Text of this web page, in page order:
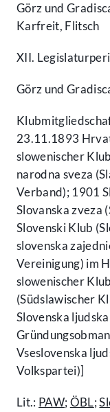
Görz und
Karfreit, Flitsch
XII.
Görz und
23.11.1893
slowenischer
narodna sveza
Verband); 1901
Slovanska zveza
Slovenski Klub
slovenska
Vereinigung) im
slowenischer
(Südslawischer
Slovenska
Vseslovenska
Volkspartei)]
Lit.: PAW; ÖBL;